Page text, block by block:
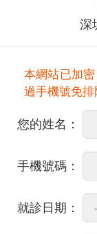
深
本網站已加
過手機號免排
您的姓名：
手機號碼：
就診日期：